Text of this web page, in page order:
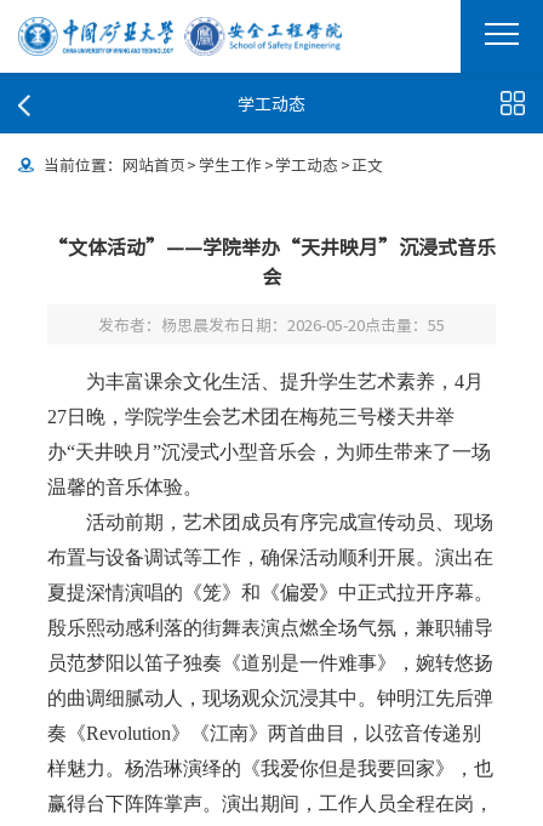
学工动态
当前位置： 网站首页>学生工作 >学工动态 >正文
“文体活动”——学院举办“天井映月”沉浸式音乐
会
发布者：杨思晨发布日期：2026-05-20点击量： 55
为丰富课余文化生活、提升学生艺术素养，4月
27日晚，学院学生会艺术团在梅苑三号楼天井举
办“天井映月”沉浸式小型音乐会，为师生带来了一场
温馨的音乐体验。
活动前期，艺术团成员有序完成宣传动员、现场
布置与设备调试等工作，确保活动顺利开展。演出在
夏提深情演唱的《笼》和《偏爱》中正式拉开序幕。
殷乐熙动感利落的街舞表演点燃全场气氛，兼职辅导
员范梦阳以笛子独奏《道别是一件难事》，婉转悠扬
的曲调细腻动人，现场观众沉浸其中。钟明江先后弹
奏《Revolution》《江南》两首曲目，以弦音传递别
样魅力。杨浩琳演绎的《我爱你但是我要回家》，也
赢得台下阵阵掌声。演出期间， 工作人员全程在岗，